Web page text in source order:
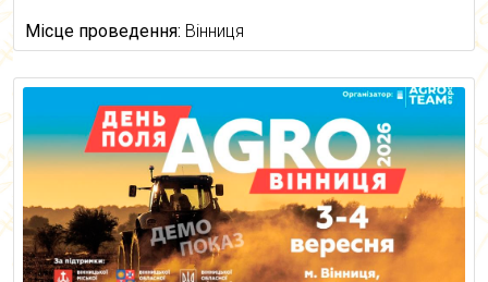
Місце проведення: Вінниця